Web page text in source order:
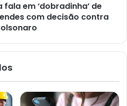
em ‘dobradinha’ de
com decisão contra